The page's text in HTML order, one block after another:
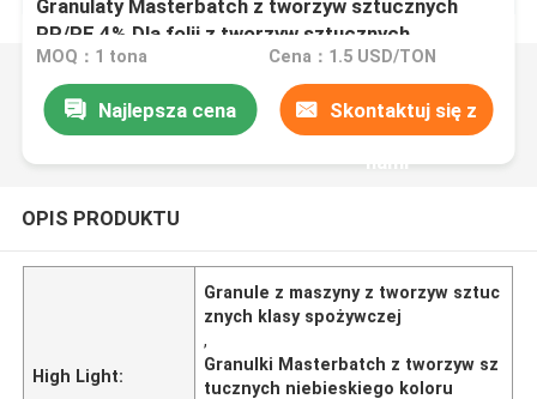
Granulaty Masterbatch z tworzyw sztucznych
PP/PE 4% Dla folii z tworzyw sztucznych
MOQ：1 tona Cena：1.5 USD/TON
Najlepsza cena Skontaktuj się z
nami
OPIS PRODUKTU
High Light:
Granule z maszyny z tworzyw sztuc
znych klasy spożywczej
,
Granulki Masterbatch z tworzyw sz
tucznych niebieskiego koloru